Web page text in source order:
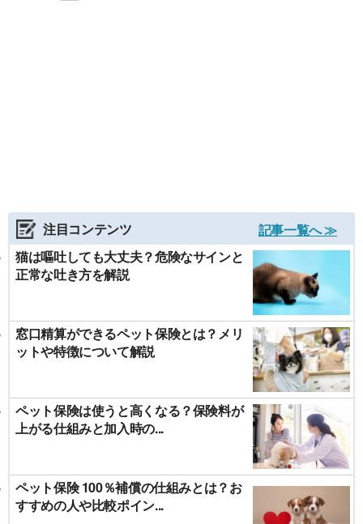
注目コンテンツ
記事一覧へ ≫
猫は嘔吐しても大丈夫？危険なサインと
正常な吐き方を解説
窓口精算ができるペット保険とは？メリ
ットや特徴について解説
ペット保険は使うと高くなる？保険料が
上がる仕組みと加入時の...
ペット保険 100％補償の仕組みとは？お
すすめの人や比較ポイン...